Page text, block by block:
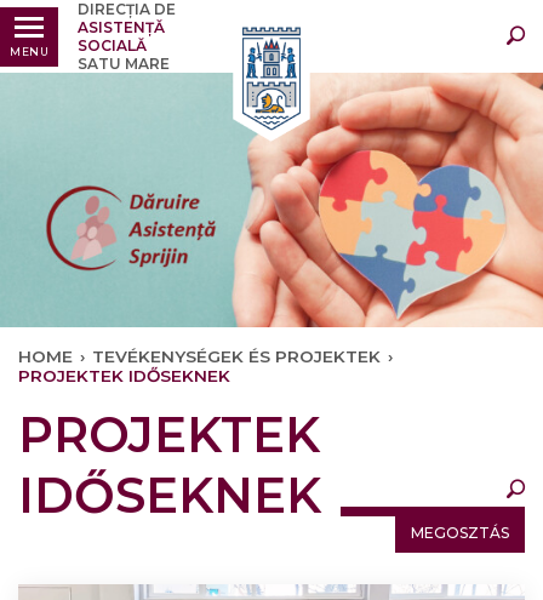
MENU
DIRECȚIA DE
ASISTENȚĂ
SOCIALĂ
SATU MARE
Legfrissebb
HOME › TEVÉKENYSÉGEK ÉS PROJEKTEK ›
PROJEKTEK IDŐSEKNEK
Legfrissebb Bármikor
PROJEKTEK
IDŐSEKNEK
MEGOSZTÁS